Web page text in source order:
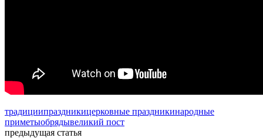
традициипраздникицерковные праздникинародные
приметыобрядывеликий пост
предыдущая статья